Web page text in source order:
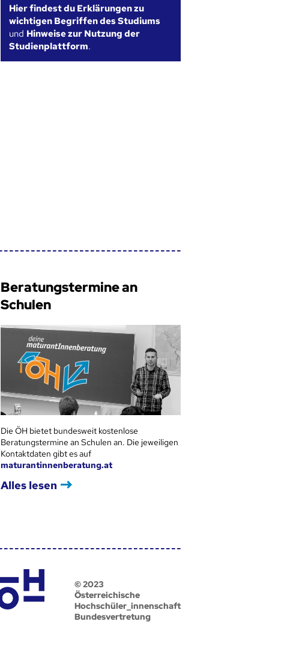
Hier findest du Erklärungen zu
wichtigen Begriffen des Studiums
und Hinweise zur Nutzung der
Studienplattform.
Beratungstermine an
Schulen
Die ÖH bietet bundesweit kostenlose
Beratungstermine an Schulen an. Die jeweiligen
Kontaktdaten gibt es auf
maturantinnenberatung.at
Alles lesen
© 2023
Österreichische
Hochschüler_innenschaft
Bundesvertretung